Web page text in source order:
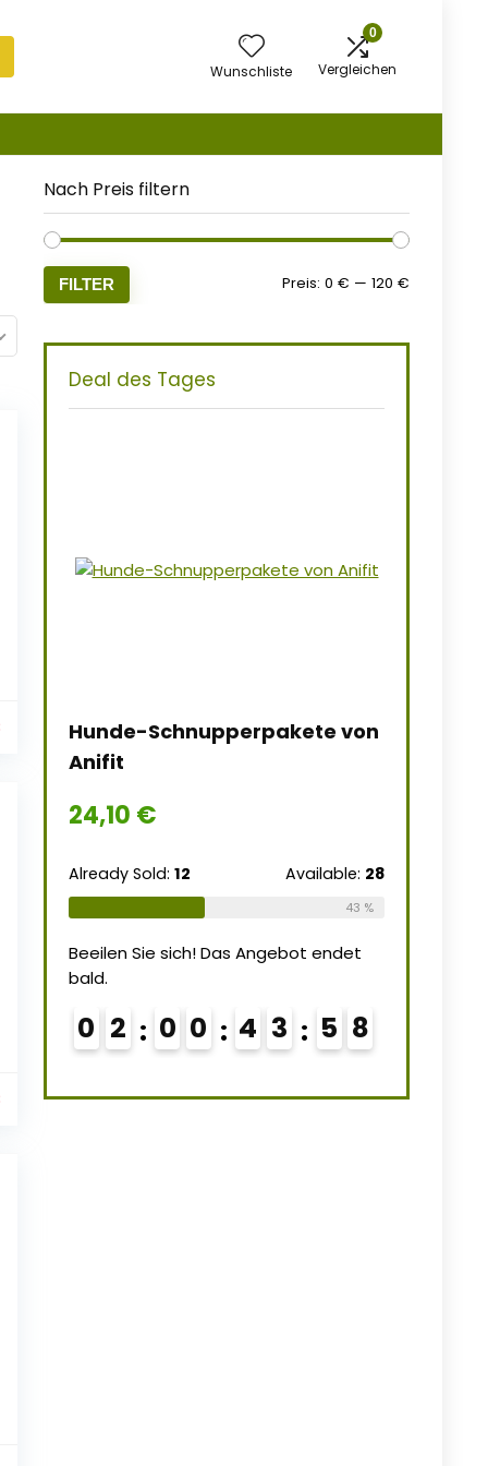
Wunschliste
0
Vergleichen
Nach Preis filtern
FILTER Preis: 0 € — 120 €
Deal des Tages
Hunde-Schnupperpakete von
Anifit
24,10 €
Already Sold: 12 Available: 28
43 %
Beeilen Sie sich! Das Angebot endet
bald.
0 2 0 0 4 3 5 7